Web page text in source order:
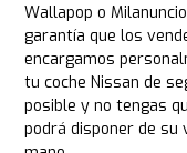
Wallapop o
garantía que los
encargamos
tu coche Nissan de
posible y no tengas
podrá disponer de su